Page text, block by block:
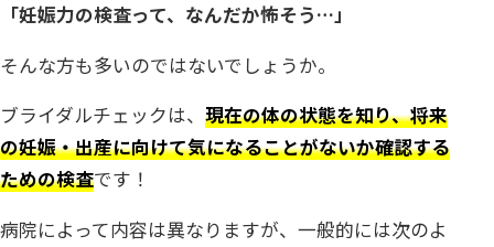
「妊娠力の検査って、なんだか怖そう…」
そんな方も多いのではないでしょうか。
ブライダルチェックは、 現在の体の状態を知り、将来
の妊娠・出産に向けて気になることがないか確認する
ための検査です！
病院によって内容は異なりますが、一般的には次のよ